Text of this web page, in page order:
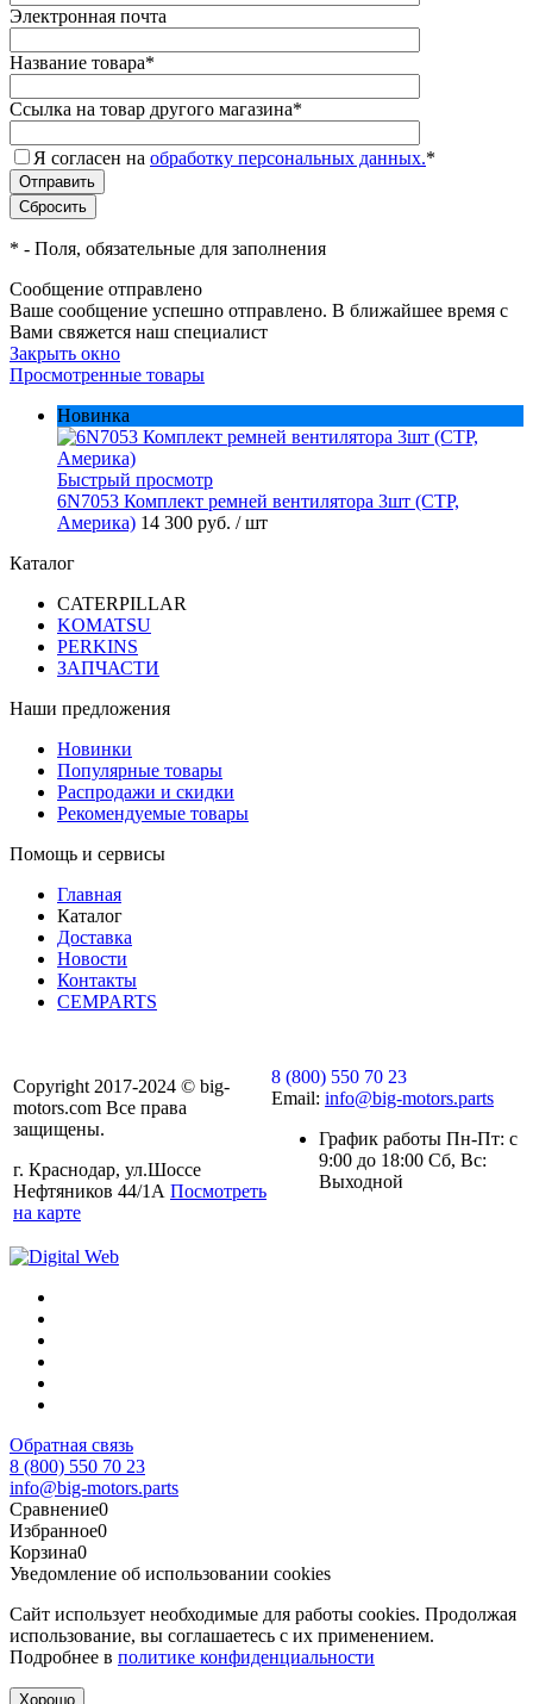
Электронная почта
Название товара*
Ссылка на товар другого магазина*
Я согласен на обработку персональных данных.*
* - Поля, обязательные для заполнения
Сообщение отправлено
Ваше сообщение успешно отправлено. В ближайшее время с
Вами свяжется наш специалист
Закрыть окно
Просмотренные товары
Новинка
Быстрый просмотр
6N7053 Комплект ремней вентилятора 3шт (CTP,
Америка) 14 300 руб. / шт
Каталог
CATERPILLAR
KOMATSU
PERKINS
ЗАПЧАСТИ
Наши предложения
Новинки
Популярные товары
Распродажи и скидки
Рекомендуемые товары
Помощь и сервисы
Главная
Каталог
Доставка
Новости
Контакты
CEMPARTS
Copyright 2017-2024 © big-
motors.com Все права
защищены.
г. Краснодар, ул.Шоссе
Нефтяников 44/1А Посмотреть
на карте
8 (800) 550 70 23
Email: info@big-motors.parts
График работы Пн-Пт: с
9:00 до 18:00 Сб, Вс:
Выходной
Обратная связь
8 (800) 550 70 23
info@big-motors.parts
Сравнение0
Избранное0
Корзина0
Уведомление об использовании cookies
Сайт использует необходимые для работы cookies. Продолжая
использование, вы соглашаетесь с их применением.
Подробнее в политике конфиденциальности
Хорошо